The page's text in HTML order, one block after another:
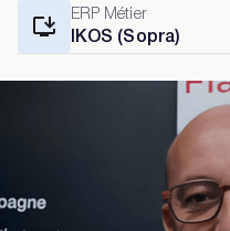
ERP Métier
IKOS (Sopra)